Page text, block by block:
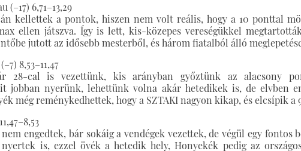
6,71–13,29
kellettek a pontok, hiszen nem volt reális, hogy a 10 ponttal
ellen játszva. Így is lett, kis-közepes vereségükkel
jutott az idősebb mesterből, és három fiatalból álló
8,53–11,47
28-cal is vezettünk, kis arányban győztünk az alacsony
jobban nyerünk, lehettünk volna akár hetedikek is, de elvben
még reménykedhettek, hogy a SZTAKI nagyon kikap, és elcsípik a
engedtek, bár sokáig a vendégek vezettek, de végül egy fontos
is, ezzel övék a hetedik hely, Honyekék pedig az